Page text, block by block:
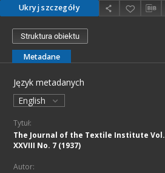
Ukryj szczegóły
Struktura obiektu
Metadane
Język metadanych
English
Tytuł:
The Journal of the Textile Institute Vol.
XXVIII No. 7 (1937)
Autor: